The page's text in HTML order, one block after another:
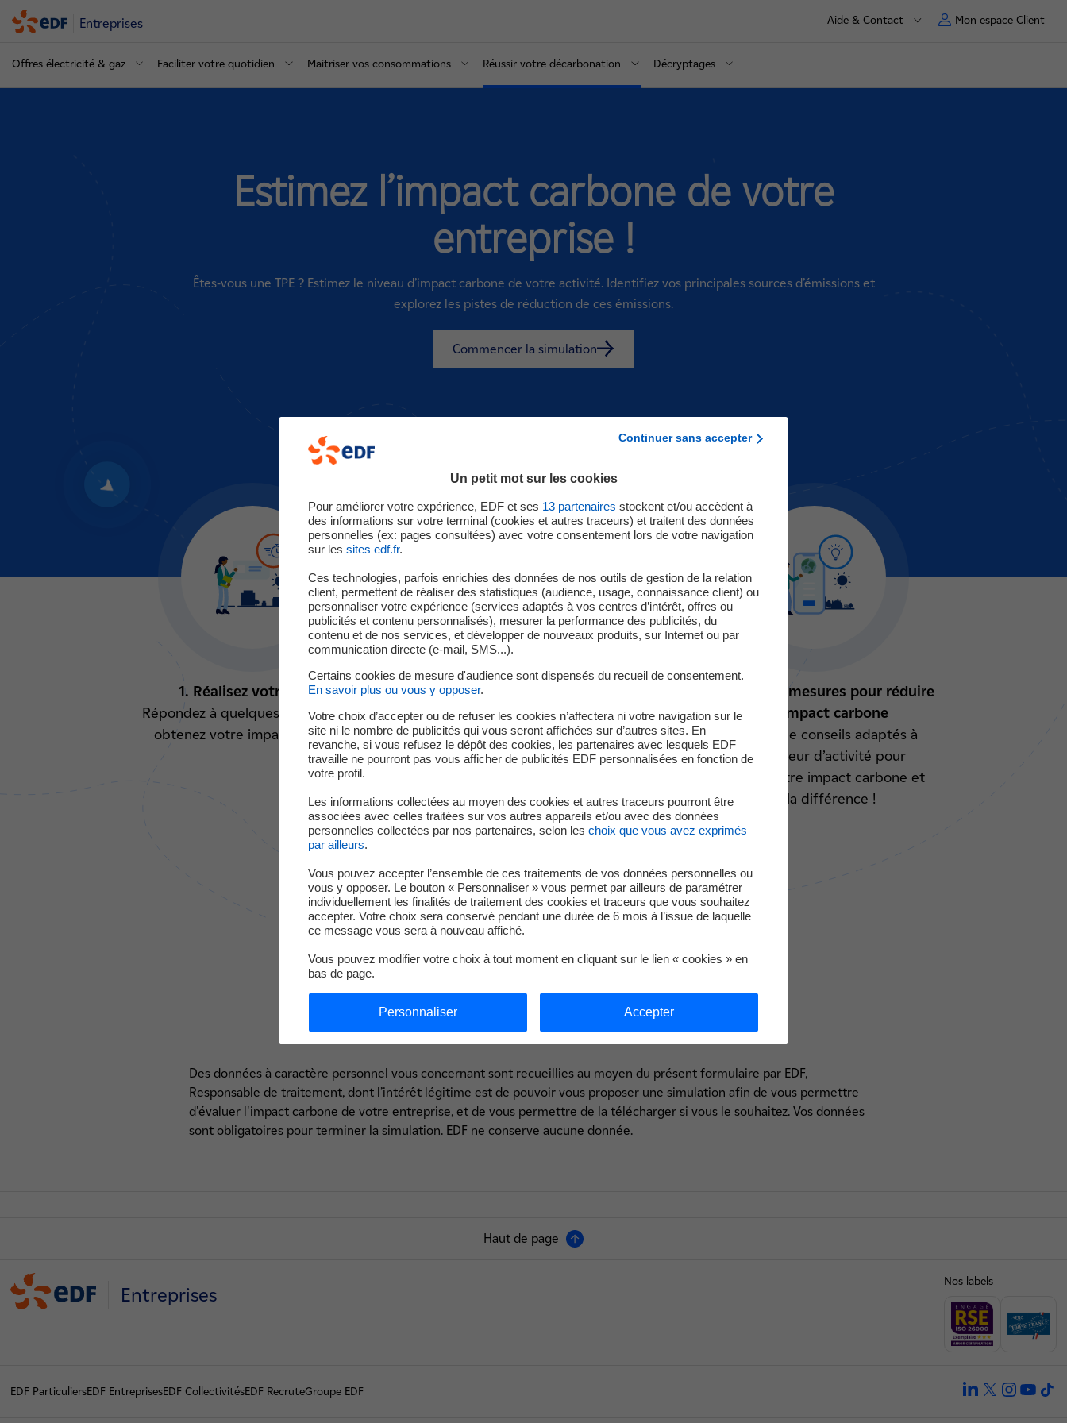
Entreprises Aide & Contact Mon espace Client
Offres électricité & gaz Faciliter votre quotidien Maitriser vos consommations Réussir votre décarbonation Décryptages
Estimez l’impact carbone de votre
entreprise !
Êtes-vous une TPE ? Estimez le niveau d’impact carbone de votre activité. Identifiez vos principales sources d’émissions et
explorez les pistes de réduction de ces émissions.
Commencer la simulation
1. Réalisez votre bilan
Répondez à quelques questions et
obtenez votre impact carbone.
2. Valorisez votre action
Récupérez votre résultat et partagez
votre engagement auprès de vos
clients et collaborateurs.
3. Prenez des mesures pour réduire
votre impact carbone
Bénéficiez de conseils adaptés à
votre secteur d’activité pour
optimiser votre impact carbone et
faire la différence !
Des données à caractère personnel vous concernant sont recueillies au moyen du présent formulaire par EDF,
Responsable de traitement, dont l’intérêt légitime est de pouvoir vous proposer une simulation afin de vous permettre
d'évaluer l'impact carbone de votre entreprise, et de vous permettre de la télécharger si vous le souhaitez. Vos données
sont obligatoires pour terminer la simulation. EDF ne conserve aucune donnée.
Haut de page
Entreprises
Nos labels
EDF ParticuliersEDF EntreprisesEDF CollectivitésEDF RecruteGroupe EDF linkedintwitterinstagram
Continuer sans accepter
Un petit mot sur les cookies
Pour améliorer votre expérience, EDF et ses 13 partenaires stockent et/ou accèdent à
des informations sur votre terminal (cookies et autres traceurs) et traitent des données
personnelles (ex: pages consultées) avec votre consentement lors de votre navigation
sur les sites edf.fr.
Ces technologies, parfois enrichies des données de nos outils de gestion de la relation
client, permettent de réaliser des statistiques (audience, usage, connaissance client) ou
personnaliser votre expérience (services adaptés à vos centres d’intérêt, offres ou
publicités et contenu personnalisés), mesurer la performance des publicités, du
contenu et de nos services, et développer de nouveaux produits, sur Internet ou par
communication directe (e-mail, SMS...).
Certains cookies de mesure d'audience sont dispensés du recueil de consentement.
En savoir plus ou vous y opposer.
Votre choix d’accepter ou de refuser les cookies n’affectera ni votre navigation sur le
site ni le nombre de publicités qui vous seront affichées sur d’autres sites. En
revanche, si vous refusez le dépôt des cookies, les partenaires avec lesquels EDF
travaille ne pourront pas vous afficher de publicités EDF personnalisées en fonction de
votre profil.
Les informations collectées au moyen des cookies et autres traceurs pourront être
associées avec celles traitées sur vos autres appareils et/ou avec des données
personnelles collectées par nos partenaires, selon les choix que vous avez exprimés
par ailleurs.
Vous pouvez accepter l’ensemble de ces traitements de vos données personnelles ou
vous y opposer. Le bouton « Personnaliser » vous permet par ailleurs de paramétrer
individuellement les finalités de traitement des cookies et traceurs que vous souhaitez
accepter. Votre choix sera conservé pendant une durée de 6 mois à l’issue de laquelle
ce message vous sera à nouveau affiché.
Vous pouvez modifier votre choix à tout moment en cliquant sur le lien « cookies » en
bas de page.
Personnaliser Accepter